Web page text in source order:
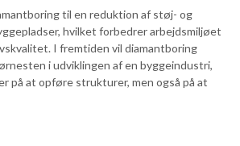
til en reduktion af støj- og
hvilket forbedrer arbejdsmiljøet
I fremtiden vil diamantboring
i udviklingen af en byggeindustri,
på at opføre strukturer, men også på at